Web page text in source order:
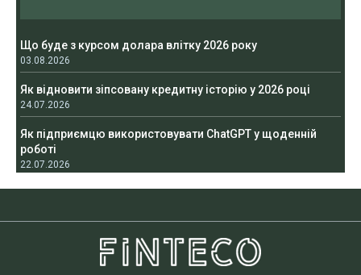
Що буде з курсом долара влітку 2026 року
03.08.2026
Як відновити зіпсовану кредитну історію у 2026 році
24.07.2026
Як підприємцю використовувати ChatGPT у щоденній
роботі
22.07.2026